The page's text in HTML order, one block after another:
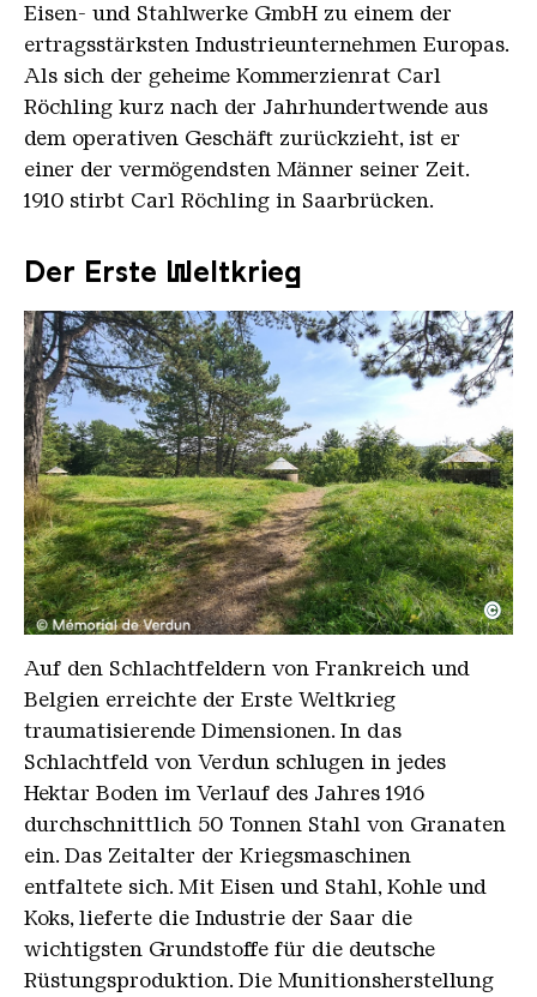
Eisen- und Stahlwerke GmbH zu einem der
ertragsstärksten Industrieunternehmen Europas.
Als sich der geheime Kommerzienrat Carl
Röchling kurz nach der Jahrhundertwende aus
dem operativen Geschäft zurückzieht, ist er
einer der vermögendsten Männer seiner Zeit.
1910 stirbt Carl Röchling in Saarbrücken.
Der Erste Weltkrieg
Der Unterstand mit den 4 Kaminen
Copyright: © Mémorial de Verdun
©
Auf den Schlachtfeldern von Frankreich und
Belgien erreichte der Erste Weltkrieg
traumatisierende Dimensionen. In das
Schlachtfeld von Verdun schlugen in jedes
Hektar Boden im Verlauf des Jahres 1916
durchschnittlich 50 Tonnen Stahl von Granaten
ein. Das Zeitalter der Kriegsmaschinen
entfaltete sich. Mit Eisen und Stahl, Kohle und
Koks, lieferte die Industrie der Saar die
wichtigsten Grundstoffe für die deutsche
Rüstungsproduktion. Die Munitionsherstellung